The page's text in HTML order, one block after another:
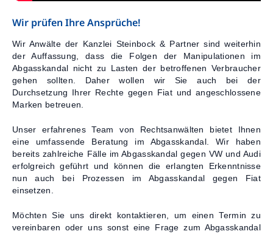
Wir prüfen Ihre Ansprüche!
Wir Anwälte der Kanzlei Steinbock & Partner sind weiterhin
der Auffassung, dass die Folgen der Manipulationen im
Abgasskandal nicht zu Lasten der betroffenen Verbraucher
gehen sollten. Daher wollen wir Sie auch bei der
Durchsetzung Ihrer Rechte gegen Fiat und angeschlossene
Marken betreuen.
Unser erfahrenes Team von Rechtsanwälten bietet Ihnen
eine umfassende Beratung im Abgasskandal. Wir haben
bereits zahlreiche Fälle im Abgasskandal gegen VW und Audi
erfolgreich geführt und können die erlangten Erkenntnisse
nun auch bei Prozessen im Abgasskandal gegen Fiat
einsetzen.
Möchten Sie uns direkt kontaktieren, um einen Termin zu
vereinbaren oder uns sonst eine Frage zum Abgasskandal